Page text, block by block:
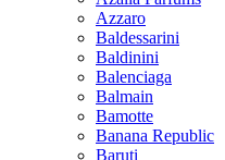
Azzaro
Baldessarini
Baldinini
Balenciaga
Balmain
Bamotte
Banana Republic
Baruti